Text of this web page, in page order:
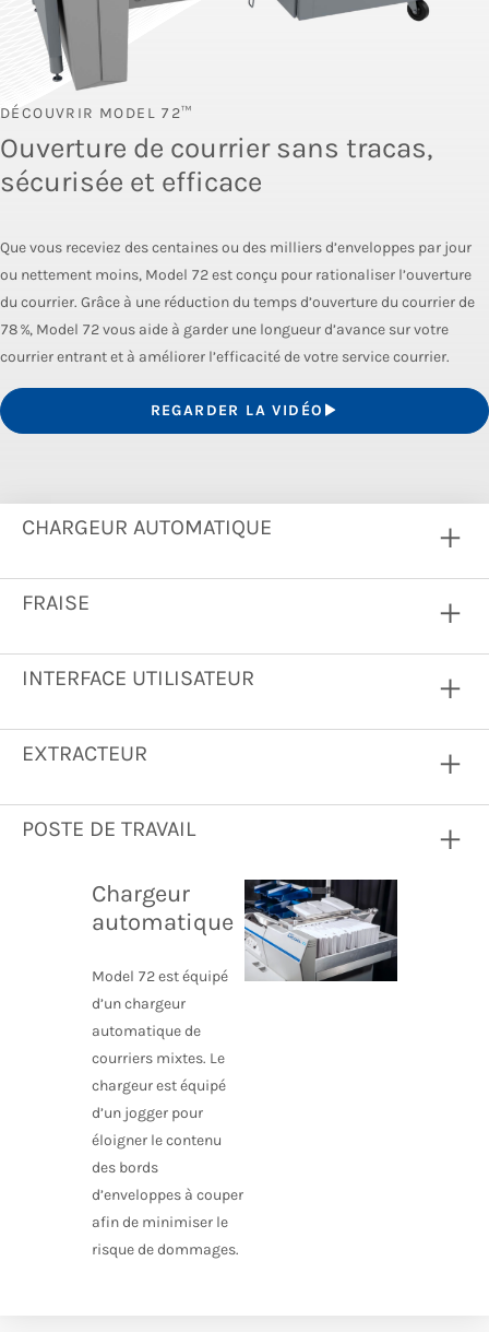
DÉCOUVRIR MODEL 72™
Ouverture de courrier sans tracas,
sécurisée et efficace
Que vous receviez des centaines ou des milliers d’enveloppes par jour
ou nettement moins, Model 72 est conçu pour rationaliser l’ouverture
du courrier. Grâce à une réduction du temps d’ouverture du courrier de
78 %, Model 72 vous aide à garder une longueur d’avance sur votre
courrier entrant et à améliorer l’efficacité de votre service courrier.
REGARDER LA VIDÉO
CHARGEUR AUTOMATIQUE
FRAISE
INTERFACE UTILISATEUR
EXTRACTEUR
POSTE DE TRAVAIL
Chargeur
automatique
Model 72 est équipé
d’un chargeur
automatique de
courriers mixtes. Le
chargeur est équipé
d’un jogger pour
éloigner le contenu
des bords
d’enveloppes à couper
afin de minimiser le
risque de dommages.